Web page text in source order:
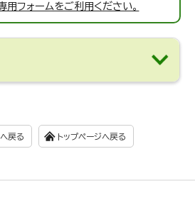
用フォームをご利用ください。
戻る トップページへ戻る